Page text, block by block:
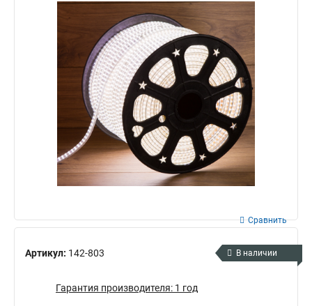
Артикул: 142-803
Сравнить
В наличии
Гарантия производителя: 1 год